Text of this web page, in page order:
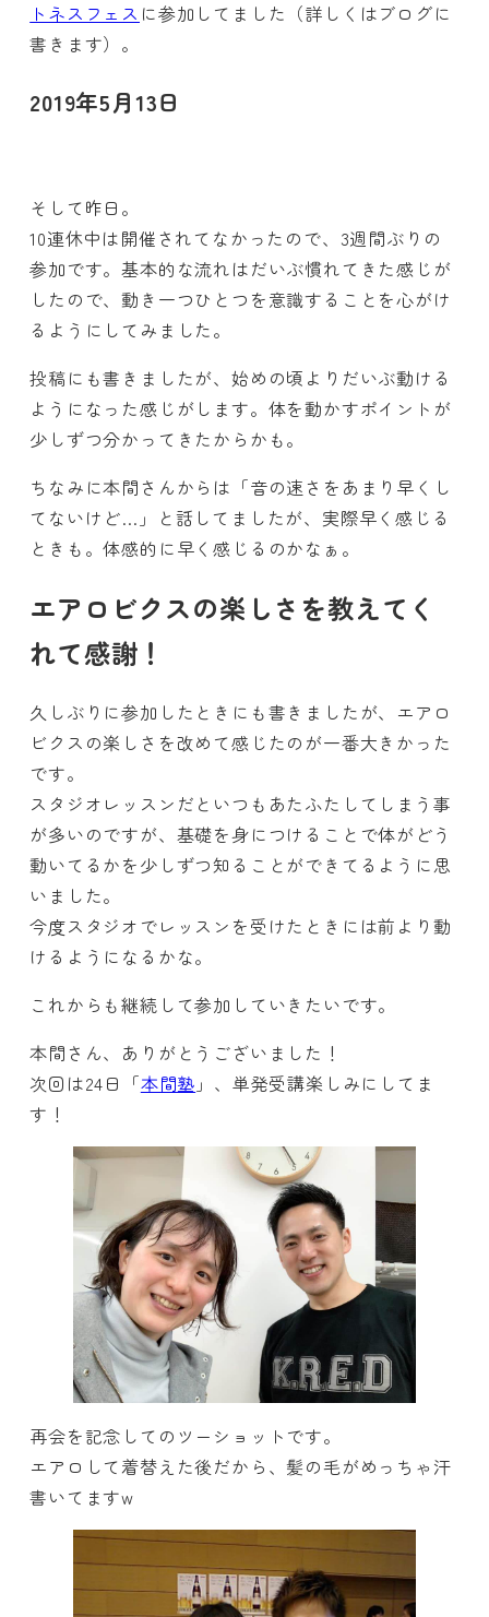
トネスフェス に参加してました（詳しくはブログに
書きます）。
2019年5月13日
そして昨日。
10連休中は開催されてなかったので、3週間ぶりの
参加です。基本的な流れはだいぶ慣れてきた感じが
したので、動き一つひとつを意識することを心がけ
るようにしてみました。
投稿にも書きましたが、始めの頃よりだいぶ動ける
ようになった感じがします。体を動かすポイントが
少しずつ分かってきたからかも。
ちなみに本間さんからは「音の速さをあまり早くし
てないけど…」と話してましたが、実際早く感じる
ときも。体感的に早く感じるのかなぁ。
エアロビクスの楽しさを教えてく
れて感謝！
久しぶりに参加したときにも書きましたが、エアロ
ビクスの楽しさを改めて感じたのが一番大きかった
です。
スタジオレッスンだといつもあたふたしてしまう事
が多いのですが、基礎を身につけることで体がどう
動いてるかを少しずつ知ることができてるように思
いました。
今度スタジオでレッスンを受けたときには前より動
けるようになるかな。
これからも継続して参加していきたいです。
本間さん、ありがとうございました！
次回は24日「本間塾 」、単発受講楽しみにしてま
す！
再会を記念してのツーショットです。
エアロして着替えた後だから、髪の毛がめっちゃ汗
書いてますw